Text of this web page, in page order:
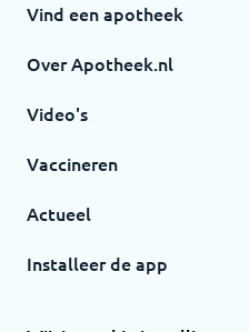
Vind een apotheek
Over Apotheek.nl
Video's
Vaccineren
Actueel
Installeer de app